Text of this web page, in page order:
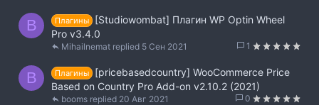
B Плагины
[Studiowombat] Плагин WP Optin Wheel
Pro v3.4.0
1
5 Сен 2021
Mihailnemat
B Плагины
[pricebasedcountry] WooCommerce Price
Based on Country Pro Add-on v2.10.2 (2021)
0
20 Авг 2021
booms